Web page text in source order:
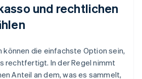
und rechtlichen
können die einfachste Option sein,
rechtfertigt. In der Regel nimmt
Anteil an dem, was es sammelt,